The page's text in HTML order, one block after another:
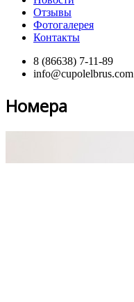
Отзывы
Фотогалерея
Контакты
8 (86638) 7-11-89
info@cupolelbrus.com
Номера